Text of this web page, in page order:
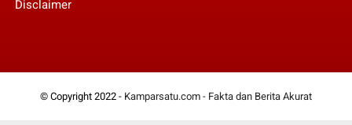
Disclaimer
© Copyright 2022 - Kamparsatu.com - Fakta dan Berita Akurat